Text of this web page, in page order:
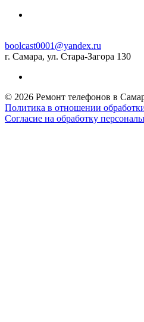
boolcast0001@yandex.ru
г. Самара, ул. Стара-Загора 130
© 2026 Ремонт телефонов в
Политика в отношении
Согласие на обработку